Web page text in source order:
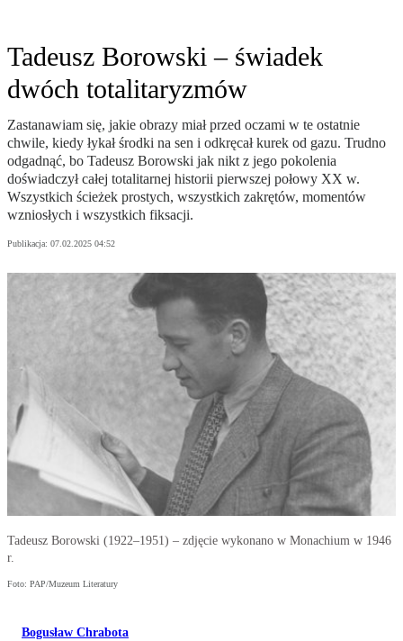
Tadeusz Borowski – świadek
dwóch totalitaryzmów
Zastanawiam się, jakie obrazy miał przed oczami w te ostatnie
chwile, kiedy łykał środki na sen i odkręcał kurek od gazu. Trudno
odgadnąć, bo Tadeusz Borowski jak nikt z jego pokolenia
doświadczył całej totalitarnej historii pierwszej połowy XX w.
Wszystkich ścieżek prostych, wszystkich zakrętów, momentów
wzniosłych i wszystkich fiksacji.
Publikacja: 07.02.2025 04:52
Tadeusz Borowski (1922–1951) – zdjęcie wykonano w Monachium w 1946
r.
Foto: PAP/Muzeum Literatury
Bogusław Chrabota